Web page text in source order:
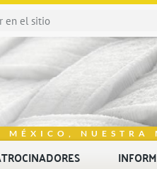
MÉXICO, NUESTRA